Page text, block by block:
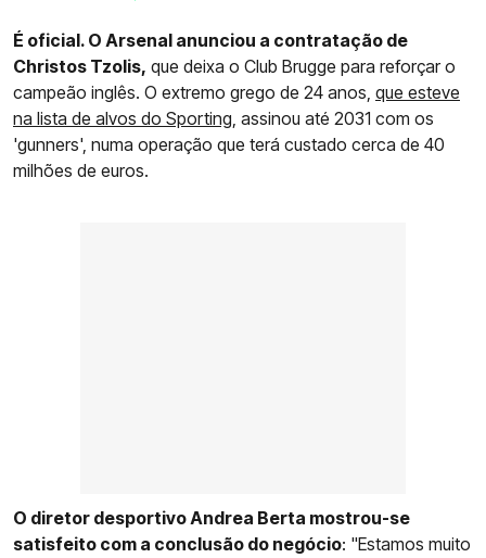
É oficial. O Arsenal anunciou a contratação de
Christos Tzolis, que deixa o Club Brugge para reforçar o
campeão inglês. O extremo grego de 24 anos, que esteve
na lista de alvos do Sporting, assinou até 2031 com os
'gunners', numa operação que terá custado cerca de 40
milhões de euros.
O diretor desportivo Andrea Berta mostrou-se
satisfeito com a conclusão do negócio: "Estamos muito